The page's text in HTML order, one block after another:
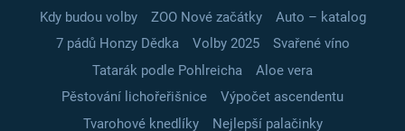
Kdy budou volby
ZOO Nové začátky
Auto – katalog
7 pádů Honzy Dědka
Volby 2025
Svařené víno
Tatarák podle Pohlreicha
Aloe vera
Pěstování lichořeřišnice
Výpočet ascendentu
Tvarohové knedlíky
Nejlepší palačinky